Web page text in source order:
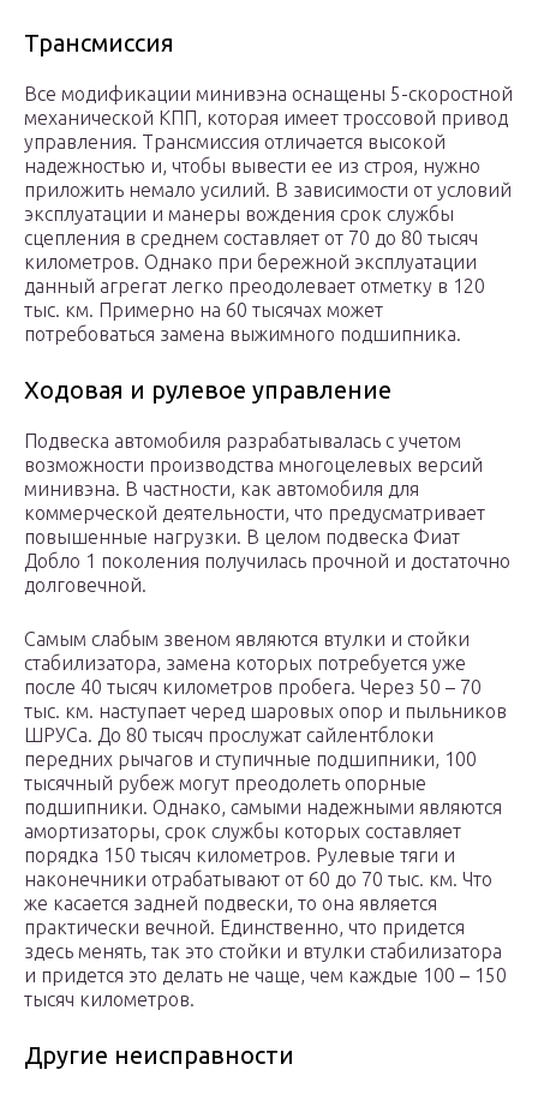
Трансмиссия
Все модификации минивэна оснащены 5-скоростной
механической КПП, которая имеет троссовой привод
управления. Трансмиссия отличается высокой
надежностью и, чтобы вывести ее из строя, нужно
приложить немало усилий. В зависимости от условий
эксплуатации и манеры вождения срок службы
сцепления в среднем составляет от 70 до 80 тысяч
километров. Однако при бережной эксплуатации
данный агрегат легко преодолевает отметку в 120
тыс. км. Примерно на 60 тысячах может
потребоваться замена выжимного подшипника.
Ходовая и рулевое управление
Подвеска автомобиля разрабатывалась с учетом
возможности производства многоцелевых версий
минивэна. В частности, как автомобиля для
коммерческой деятельности, что предусматривает
повышенные нагрузки. В целом подвеска Фиат
Добло 1 поколения получилась прочной и достаточно
долговечной.
Самым слабым звеном являются втулки и стойки
стабилизатора, замена которых потребуется уже
после 40 тысяч километров пробега. Через 50 – 70
тыс. км. наступает черед шаровых опор и пыльников
ШРУСа. До 80 тысяч прослужат сайлентблоки
передних рычагов и ступичные подшипники, 100
тысячный рубеж могут преодолеть опорные
подшипники. Однако, самыми надежными являются
амортизаторы, срок службы которых составляет
порядка 150 тысяч километров. Рулевые тяги и
наконечники отрабатывают от 60 до 70 тыс. км. Что
же касается задней подвески, то она является
практически вечной. Единственно, что придется
здесь менять, так это стойки и втулки стабилизатора
и придется это делать не чаще, чем каждые 100 – 150
тысяч километров.
Другие неисправности